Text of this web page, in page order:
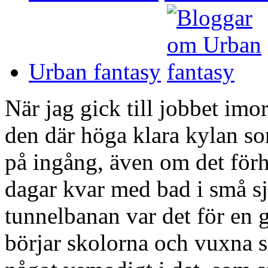
Urban fantasy
När jag gick till jobbet
den där höga klara kylan
på ingång, även om det
dagar kvar med bad i små
tunnelbanan var det för en
börjar skolorna och vuxna